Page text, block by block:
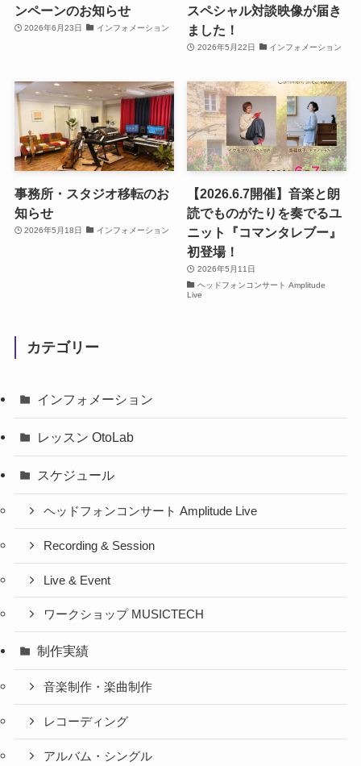
ンペーンのお知らせ
2026年6月23日 インフォメーション
スペシャル対談映像が届き
ました！
2026年5月22日 インフォメーション
事務所・スタジオ移転のお
知らせ
2026年5月18日 インフォメーション
【2026.6.7開催】音楽と朗
読でものがたりを奏でるユ
ニット『コマンタレブー』
初登場！
2026年5月11日
ヘッドフォンコンサート Amplitude
Live
カテゴリー
インフォメーション
レッスン OtoLab
スケジュール
ヘッドフォンコンサート Amplitude Live
Recording & Session
Live & Event
ワークショップ MUSICTECH
制作実績
音楽制作・楽曲制作
レコーディング
アルバム・シングル